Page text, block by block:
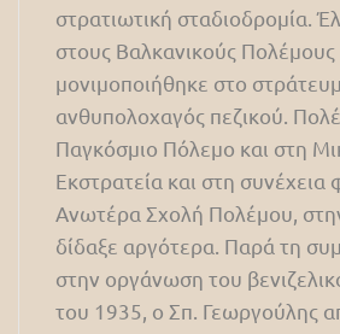
στρατιωτική σταδιοδρομία.
στους Βαλκανικούς Πολέμους
μονιμοποιήθηκε στο
ανθυπολοχαγός πεζικού.
Παγκόσμιο Πόλεμο και στη
Εκστρατεία και στη συνέχεια
Ανωτέρα Σχολή Πολέμου,
δίδαξε αργότερα. Παρά τη
στην οργάνωση του
του 1935, ο Σπ. Γεωργούλης